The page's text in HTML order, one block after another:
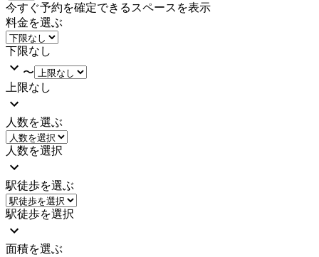
今すぐ予約を確定できるスペースを表示
料金を選ぶ
下限なし
〜
上限なし
人数を選ぶ
人数を選択
駅徒歩を選ぶ
駅徒歩を選択
面積を選ぶ